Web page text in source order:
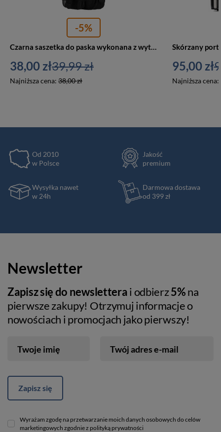
-5%
Czarna saszetka do paska wykonana z wytrzymałego poliestru - Rovicky
38,00 zł
Najniższa cena: 38,00 zł
39,99 zł 95,00 zł
Najniższa cena:
Od 2010
w Polsce
Jakość
premium
Wysyłka nawet
w 24h
Darmowa dostawa
od 399 zł
Newsletter
Zapisz się do newsletterai odbierz5%na
pierwsze zakupy! Otrzymuj informacje o
nowościach i promocjach jako pierwszy!
Twoje imię Twój adres e-mail
Zapisz się
Wyrażam zgodę na przetwarzanie moich danych osobowych do celów
marketingowych zgodnie z polityką prywatności